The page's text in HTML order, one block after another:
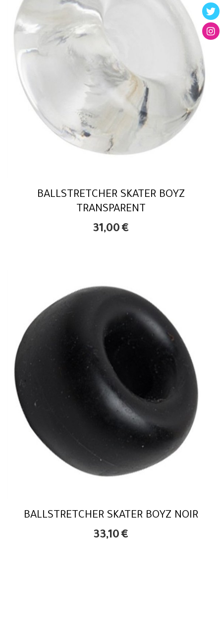
BALLSTRETCHER SKATER BOYZ
TRANSPARENT
31,00 €
BALLSTRETCHER SKATER BOYZ NOIR
33,10 €